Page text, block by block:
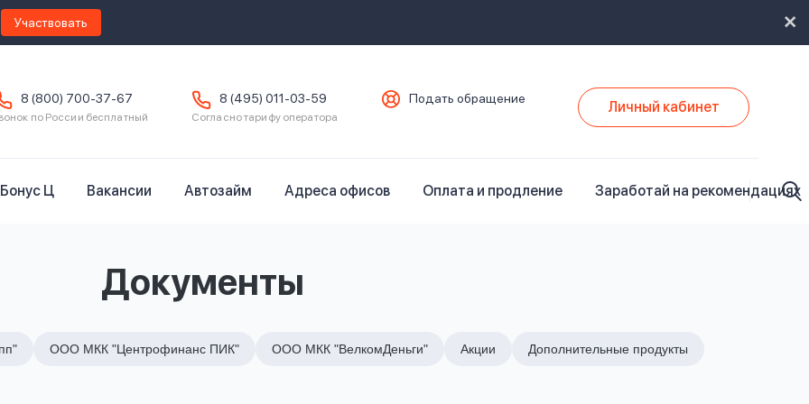
Участвовать
8 (800) 700-37-67
по России бесплатный
8 (495) 011-03-59
Согласно тарифу оператора
Подать обращение Личный кабинет
Бонус Ц Вакансии Автозайм Адреса офисов Оплата и продление Заработай на рекомендациях
Документы
ООО МКК "Центрофинанс ПИК" ООО МКК "ВелкомДеньги" Акции Дополнительные продукты